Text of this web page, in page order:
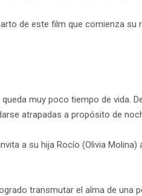
de este film que comienza
muy poco tiempo de vida.
atrapadas a propósito de
a su hija Rocío (Olivia
transmutar el alma de una